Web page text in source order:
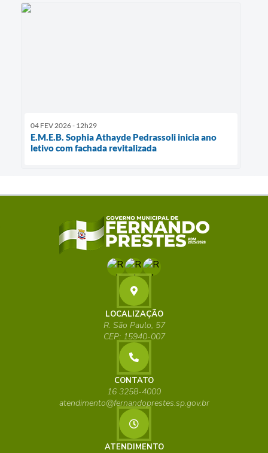
04 FEV 2026 - 12h29
E.M.E.B. Sophia Athayde Pedrassoli inicia ano
letivo com fachada revitalizada
LOCALIZAÇÃO
R. São Paulo, 57
CEP: 15940-007
CONTATO
16 3258-4000
atendimento@fernandoprestes.sp.gov.br
ATENDIMENTO